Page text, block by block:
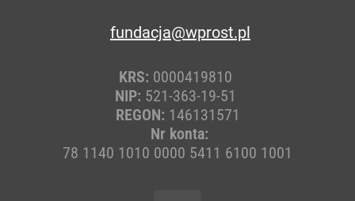
fundacja@wprost.pl
KRS: 0000419810
NIP: 521-363-19-51
REGON: 146131571
Nr konta:
78 1140 1010 0000 5411 6100 1001